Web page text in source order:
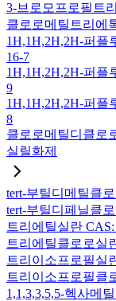
3-브로모프로필트
클로로메틸트리에
1H,1H,2H,2H-퍼플
16-7
1H,1H,2H,2H-퍼플
9
1H,1H,2H,2H-퍼플
8
클로로메틸디클로
실릴화제
tert-부틸디메틸클
tert-부틸디페닐클
트리에틸실란 CAS:
트리에틸클로로실
트리이소프로필실
트리이소프로필클
1,1,3,3,5,5-헥사메